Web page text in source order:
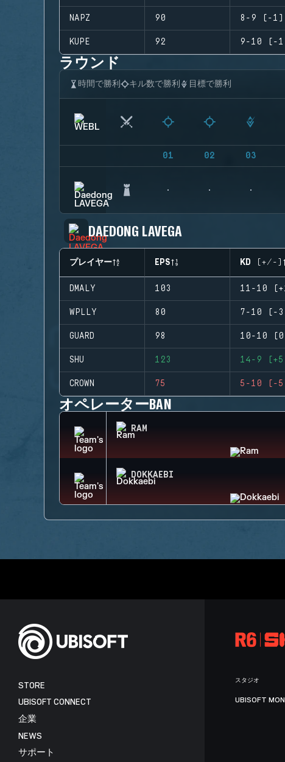
NAPZ 90 8-9 (-1)
KUPE 92 9-10 (-
ラウンド
時間で勝利 キル数で勝利 目標で勝利
01 02 03
DAEDONG LAVEGA
プレイヤー EPS KD (+/-)
DMALY 103 11-10
WPLLY 80 7-10 (-
GUARD 98 10-10
SHU 123 14-9
CROWN 75 5-10 (-
オペレーターBAN
RAM
DOKKAEBI
STORE
UBISOFT CONNECT
企業
NEWS
サポート
スタジオ
UBISOFT